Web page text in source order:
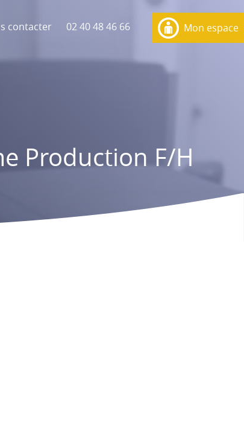
contacter 02 40 48 46 66
Production F/H
Mon espace